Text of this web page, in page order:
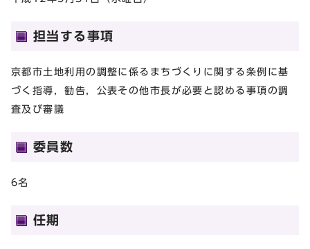
担当する事項
京都市土地利用の調整に係るまちづくりに関する条例に基
づく指導，勧告，公表その他市長が必要と認める事項の調
査及び審議
委員数
6名
任期